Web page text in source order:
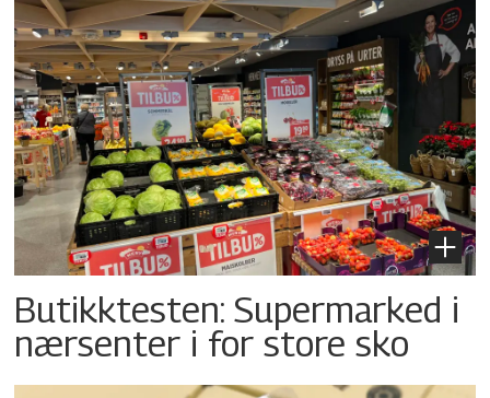
Butikktesten: Supermarked i
nærsenter i for store sko